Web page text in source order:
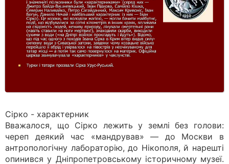
Сірко - характерник
Вважалося, що Сірко лежить у землі без голови:
череп деякий час «мандрував» — до Москви в
антропологічну лабораторію, до Нікополя, й нарешті
опинився у Дніпропетровському історичному музеї.